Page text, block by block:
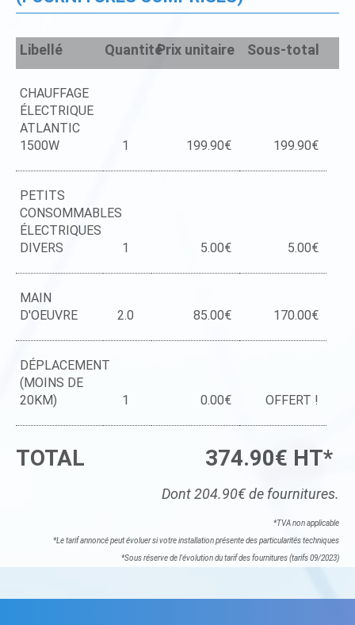
Libellé QuantitéPrix unitaire Sous-total
CHAUFFAGE
ÉLECTRIQUE
ATLANTIC
1500W
1 199.90€ 199.90€
PETITS
CONSOMMABLES
ÉLECTRIQUES
DIVERS
1 5.00€ 5.00€
MAIN
D'OEUVRE
2.0 85.00€ 170.00€
DÉPLACEMENT
(MOINS DE
20KM)
1 0.00€ OFFERT !
TOTAL 374.90€ HT*
Dont 204.90€ de fournitures.
*TVA non applicable
*Le tarif annoncé peut évoluer si votre installation présente des particularités techniques
*Sous réserve de l'évolution du tarif des fournitures (tarifs 09/2023)